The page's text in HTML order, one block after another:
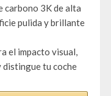
carbono 3K de alta
pulida y brillante
el impacto visual,
distingue tu coche